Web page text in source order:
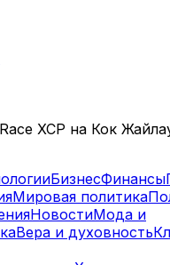
XCP на Кок
БизнесФинансы
Мировая политика
НовостиМода и
Вера и духовность